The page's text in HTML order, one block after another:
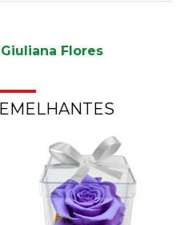
Giuliana Flores